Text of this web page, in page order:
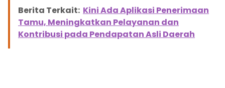
Berita Terkait: Kini Ada Aplikasi Penerimaan
Tamu, Meningkatkan Pelayanan dan
Kontribusi pada Pendapatan Asli Daerah